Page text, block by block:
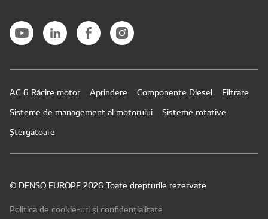
AC & Răcire motor Aprindere Componente Diesel
Filtrare
Sisteme de management al motorului
Sisteme rotative
Ștergătoare
© DENSO EUROPE 2026 Toate drepturile rezervate
Politica de cookie-uri și confidențialitate